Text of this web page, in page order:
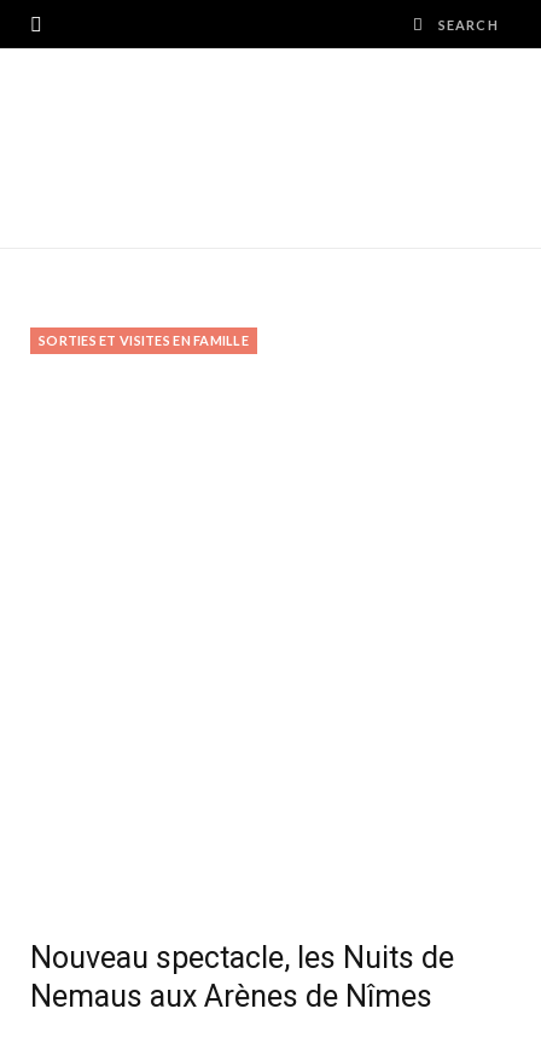
SORTIES ET VISITES EN FAMILLE
Nouveau spectacle, les Nuits de
Nemaus aux Arènes de Nîmes